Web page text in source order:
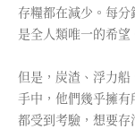
存糧都在減少。每分
是全人類唯一的希望
但是，炭渣、浮力
手中，他們幾乎擁
都受到考驗，想要